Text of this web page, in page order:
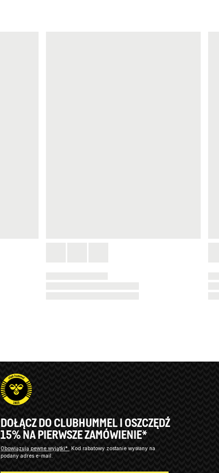
DOŁĄCZ DO CLUBHUMMEL I OSZCZĘDŹ
15% NA PIERWSZE ZAMÓWIENIE*
Obowiązują pewne wyjątki*
Kod rabatowy zostanie wysłany na
podany adres e-mail.